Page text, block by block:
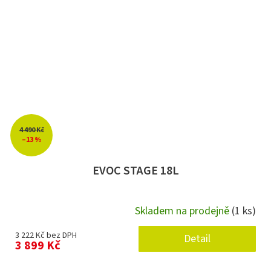
4 490 Kč
–13 %
EVOC STAGE 18L
Skladem na prodejně (1 ks)
3 222 Kč bez DPH
3 899 Kč
Detail